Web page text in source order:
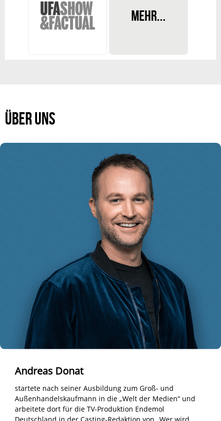
INTERESSE AN
ZUSAMMENARBEIT?MEHR...
ÜBER UNS
Andreas Donat
startete nach seiner Ausbildung zum Groß- und
Außenhandelskaufmann in die „Welt der Medien“ und
arbeitete dort für die TV-Produktion Endemol